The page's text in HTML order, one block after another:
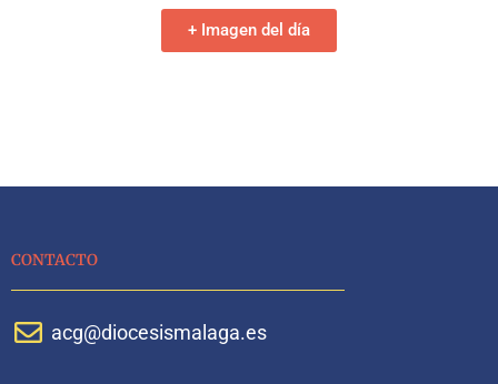
+ Imagen del día
CONTACTO
acg@diocesismalaga.es